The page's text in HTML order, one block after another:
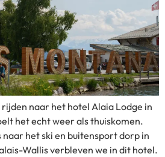
naar het hotel Alaia Lodge in
het echt weer als thuiskomen.
naar het ski en buitensport dorp in
Wallis verbleven we in dit hotel.